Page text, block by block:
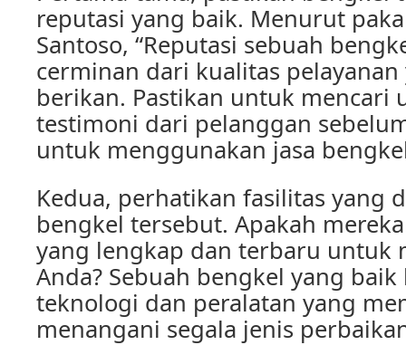
reputasi yang baik. Menurut
Santoso, “Reputasi sebuah
cerminan dari kualitas
berikan. Pastikan untuk mencari
testimoni dari pelanggan
untuk menggunakan jasa
Kedua, perhatikan fasilitas yang
bengkel tersebut. Apakah
yang lengkap dan terbaru untuk
Anda? Sebuah bengkel yang
teknologi dan peralatan yang
menangani segala jenis